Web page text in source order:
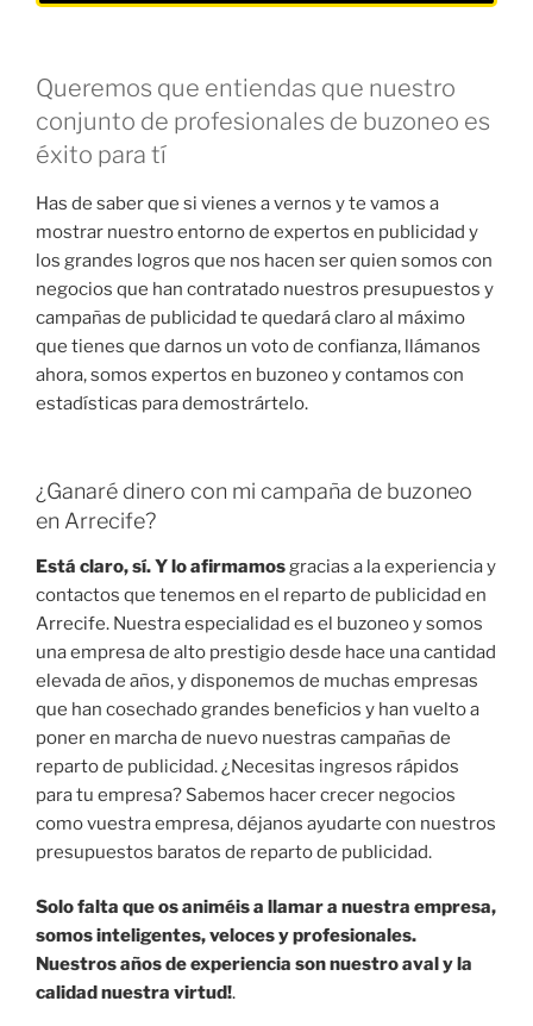
Queremos que entiendas que nuestro
conjunto de profesionales de buzoneo es
éxito para tí
Has de saber que si vienes a vernos y te vamos a
mostrar nuestro entorno de expertos en publicidad y
los grandes logros que nos hacen ser quien somos con
negocios que han contratado nuestros presupuestos y
campañas de publicidad te quedará claro al máximo
que tienes que darnos un voto de confianza, llámanos
ahora, somos expertos en buzoneo y contamos con
estadísticas para demostrártelo.
¿Ganaré dinero con mi campaña de buzoneo
en Arrecife?
Está claro, sí. Y lo afirmamosgracias a la experiencia y
contactos que tenemos en el reparto de publicidad en
Arrecife. Nuestra especialidad es el buzoneo y somos
una empresa de alto prestigio desde hace una cantidad
elevada de años, y disponemos de muchas empresas
que han cosechado grandes beneficios y han vuelto a
poner en marcha de nuevo nuestras campañas de
reparto de publicidad. ¿Necesitas ingresos rápidos
para tu empresa? Sabemos hacer crecer negocios
como vuestra empresa, déjanos ayudarte con nuestros
presupuestos baratos de reparto de publicidad.
Solo falta que os animéis a llamar a nuestra empresa,
somos inteligentes, veloces y profesionales.
Nuestros años de experiencia son nuestro aval y la
calidad nuestra virtud!.